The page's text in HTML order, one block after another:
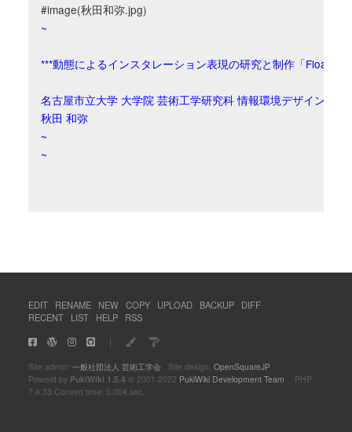
~
***動態によるインスタレーション表現の研究と制作「Floating
名古屋市立大学 大学院 芸術工学研究科 情報環境デザイン領域
秋田 和弥
~
~
EDIT RENAME NEW COPY UPLOAD BACKUP
DIFF
RECENT
LIST HELP RSS
｜
Site admin: 一般社団法人 芸術工学会Site design: OpenSquareJP
Powerd by PukiWiki 1.5.4 © 2001-2022 PukiWiki Development Team PHP
7.4.33 Convert time: 0.004 sec.